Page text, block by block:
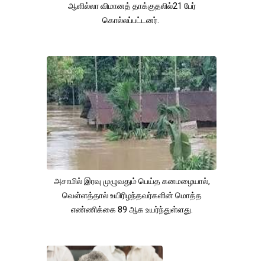
ஆளில்லா விமானத் தாக்குதலில்21 பேர்
கொல்லப்பட்டனர்.
அசாமில் இரவு முழுவதும் பெய்த கனமழையால்,
வெள்ளத்தால் உயிரிழந்தவர்களின் மொத்த
எண்ணிக்கை 89 ஆக உயர்ந்துள்ளது.